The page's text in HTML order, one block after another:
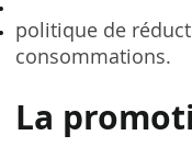
politique de
consommations.
La